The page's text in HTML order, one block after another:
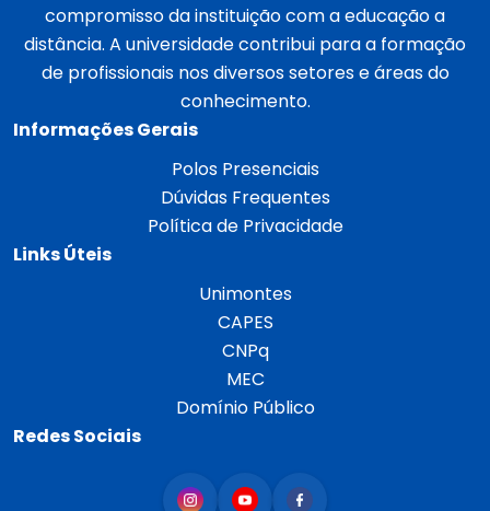
compromisso da instituição com a educação a
distância. A universidade contribui para a formação
de profissionais nos diversos setores e áreas do
conhecimento.
Informações Gerais
Polos Presenciais
Dúvidas Frequentes
Política de Privacidade
Links Úteis
Unimontes
CAPES
CNPq
MEC
Domínio Público
Redes Sociais